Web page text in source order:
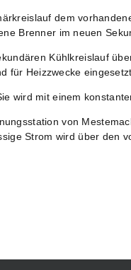
dem
Brenner im neuen
Kühlkreislauf
für Heizzwecke
wird mit einem
von
Strom wird über den